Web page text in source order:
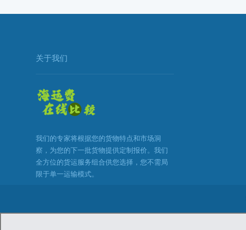
关于我们
我们的专家将根据您的货物特点和市场洞
察，为您的下一批货物提供定制报价。我们
全方位的货运服务组合供您选择，您不需局
限于单一运输模式。